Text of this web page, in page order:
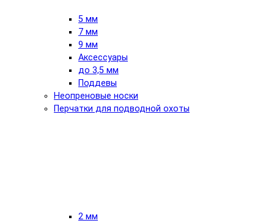
5 мм
7 мм
9 мм
Аксессуары
до 3,5 мм
Поддевы
Неопреновые носки
Перчатки для подводной охоты
2 мм